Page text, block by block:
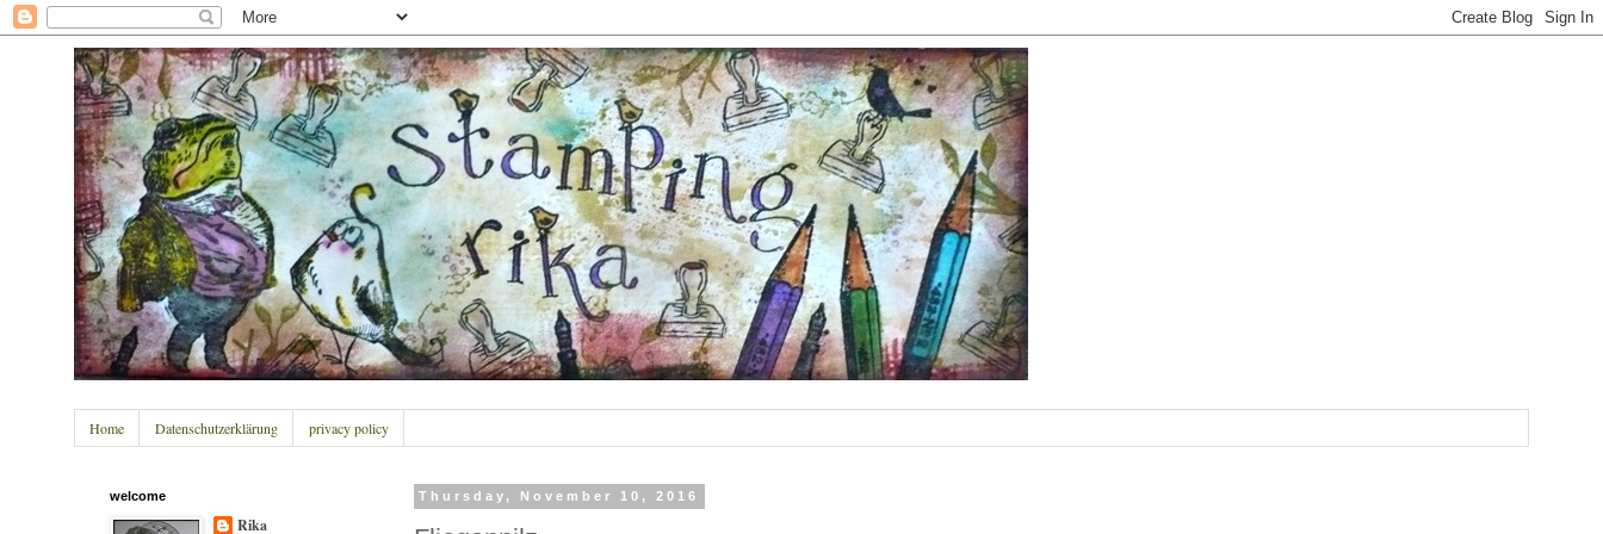
Home Datenschutzerklärung privacy policy
Thursday, November 10, 2016
welcome
Rika